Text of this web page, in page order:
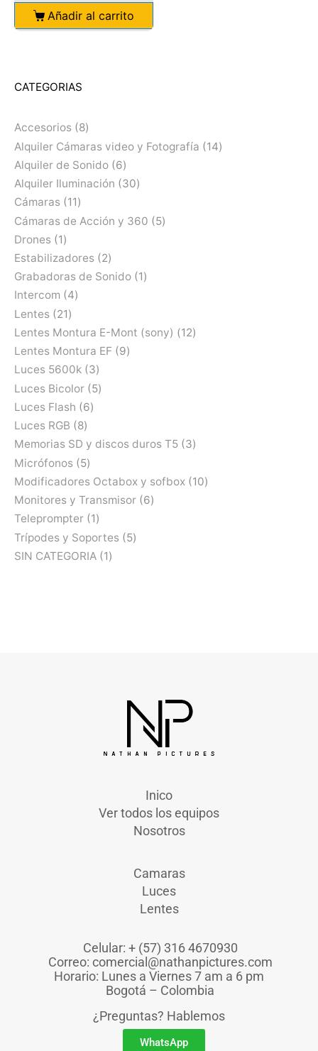
Añadir al carrito
CATEGORIAS
Accesorios
8
Alquiler Cámaras video y Fotografía
14
Alquiler de Sonido 6
Alquiler Iluminación
30
Cámaras
11
Cámaras de Acción y 360
5
Drones
1
Estabilizadores
2
Grabadoras de Sonido 1
Intercom
4
Lentes
21
Lentes Montura E-Mont (sony)
12
Lentes Montura EF
9
Luces 5600k 3
Luces Bicolor 5
Luces Flash
6
Luces RGB
8
Memorias SD y discos duros T5 3
Micrófonos
5
Modificadores Octabox y sofbox 10
Monitores y Transmisor 6
Teleprompter 1
Trípodes y Soportes
5
SIN CATEGORIA 1
Inico
Ver todos los equipos
Nosotros
Camaras
Luces
Lentes
Celular: + (57) 316 4670930
Correo: comercial@nathanpictures.com
Horario: Lunes a Viernes 7 am a 6 pm
Bogotá – Colombia
¿Preguntas? Hablemos
WhatsApp